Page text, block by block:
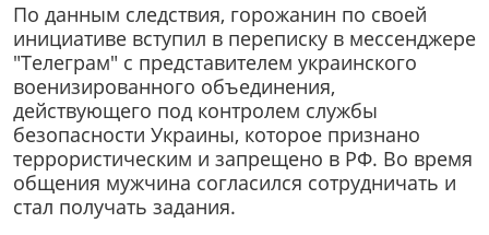
По данным следствия, горожанин по своей
инициативе вступил в переписку в мессенджере
"Телеграм" с представителем украинского
военизированного объединения,
действующего под контролем службы
безопасности Украины, которое признано
террористическим и запрещено в РФ. Во время
общения мужчина согласился сотрудничать и
стал получать задания.